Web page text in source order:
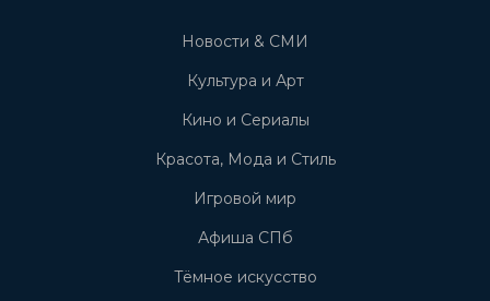
Новости & СМИ
Культура и Арт
Кино и Сериалы
Красота, Мода и Стиль
Игровой мир
Афиша СПб
Тёмное искусство